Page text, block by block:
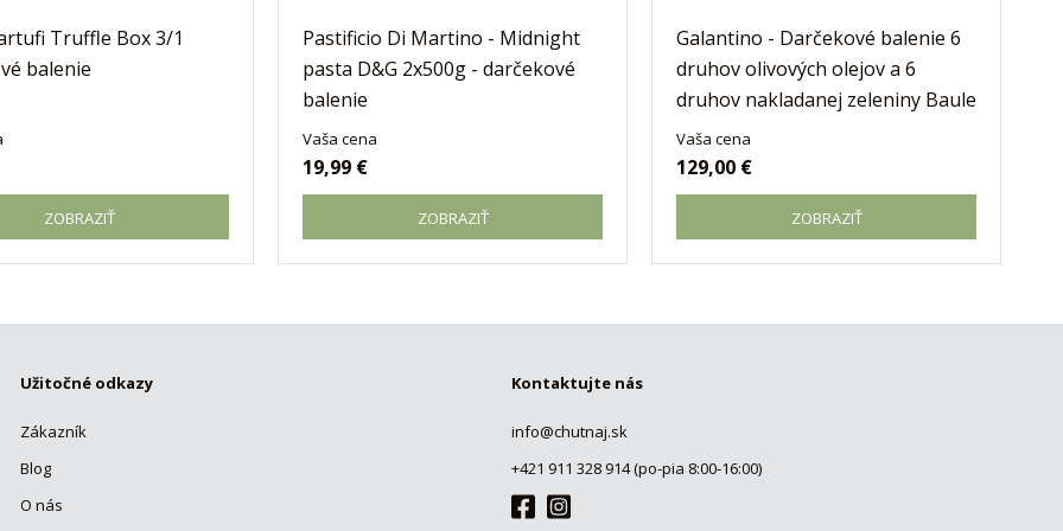
Truffle Box 3/1
balenie
ZOBRAZIŤ
Pastificio Di Martino - Midnight
pasta D&G 2x500g - darčekové
balenie
Vaša cena
19,99 €
ZOBRAZIŤ
Galantino - Darčekové balenie 6
druhov olivových olejov a 6
druhov nakladanej zeleniny Baule
Vaša cena
129,00 €
ZOBRAZIŤ
Užitočné odkazy
Zákazník
Blog
O nás
Kontaktujte nás
info@chutnaj.sk
+421 911 328 914 (po-pia 8:00-16:00)